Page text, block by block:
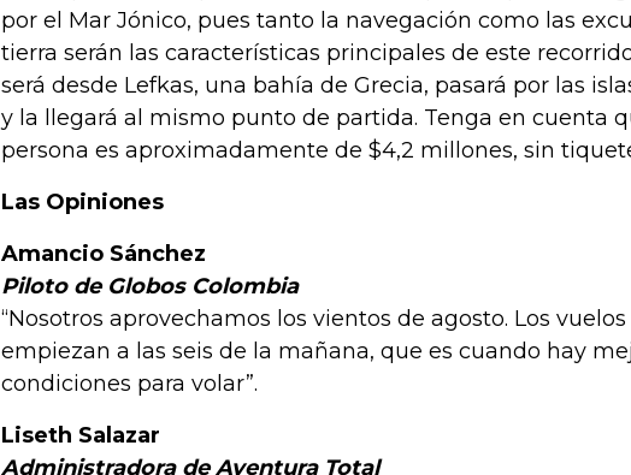
por el Mar Jónico, pues tanto la navegación como las
tierra serán las características principales de este
será desde Lefkas, una bahía de Grecia, pasará por las
y la llegará al mismo punto de partida. Tenga en cuenta
persona es aproximadamente de $4,2 millones, sin
Las Opiniones
Amancio Sánchez
Piloto de Globos Colombia
“Nosotros aprovechamos los vientos de agosto. Los
empiezan a las seis de la mañana, que es cuando hay
condiciones para volar”.
Liseth Salazar
Administradora de Aventura Total